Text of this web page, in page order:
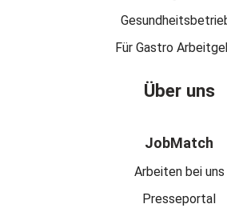
Für Gastro
Über uns
JobMatch
Arbeiten bei uns
Presseportal